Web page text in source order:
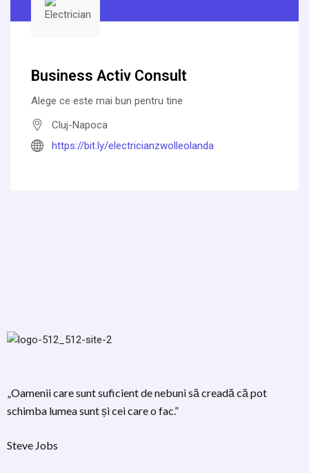
Business Activ Consult
Alege ce este mai bun pentru tine
Cluj-Napoca
https://bit.ly/electricianzwolleolanda
„Oamenii care sunt suficient de nebuni să creadă că pot
schimba lumea sunt și cei care o fac.”
Steve Jobs